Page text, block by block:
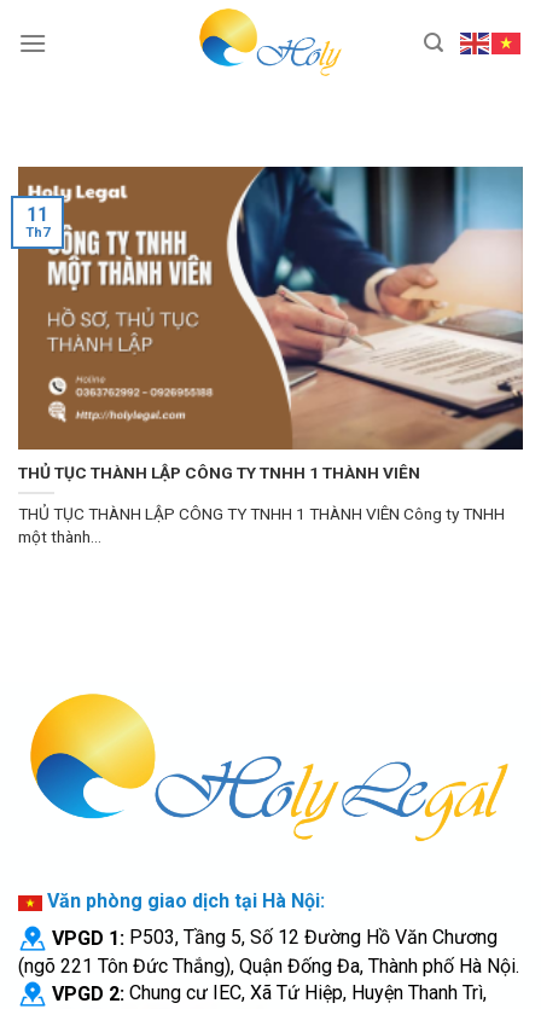
THỦ TỤC THÀNH LẬP CÔNG TY TNHH 1 THÀNH VIÊN
THỦ TỤC THÀNH LẬP CÔNG TY TNHH 1 THÀNH VIÊN Công ty TNHH
một thành...
11
Th7
Văn phòng giao dịch tại Hà Nội:
VPGD 1: P503, Tầng 5, Số 12 Đường Hồ Văn Chương
(ngõ 221 Tôn Đức Thắng), Quận Đống Đa, Thành phố Hà Nội.
VPGD 2: Chung cư IEC, Xã Tứ Hiệp, Huyện Thanh Trì,